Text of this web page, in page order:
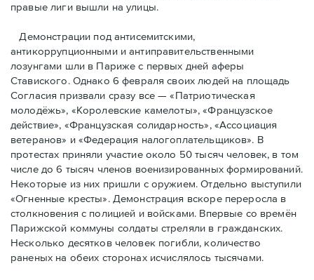
правые лиги вышли на улицы.
Демонстрации под антисемитскими,
антикоррупционными и антиправительственными
лозунгами шли в Париже с первых дней аферы
Ставиского. Однако 6 февраля своих людей на площадь
Согласия призвали сразу все — «Патриотическая
молодёжь», «Королевские камелоты», «Французское
действие», «Французская солидарность», «Ассоциация
ветеранов» и «Федерация налогоплательщиков». В
протестах приняли участие около 50 тысяч человек, в том
числе до 6 тысяч членов военизированных формирований.
Некоторые из них пришли с оружием. Отдельно выступили
«Огненные кресты». Демонстрация вскоре переросла в
столкновения с полицией и войсками. Впервые со времён
Парижской коммуны солдаты стреляли в гражданских.
Несколько десятков человек погибли, количество
раненых на обеих сторонах исчислялось тысячами.